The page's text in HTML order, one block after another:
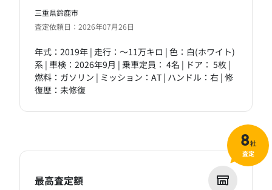
三重県鈴鹿市
査定依頼日：2026年07月26日
年式：2019年 | 走行：～11万キロ | 色：白(ホワイト)
系 | 車検：2026年9月 | 乗車定員： 4名 | ドア： 5枚 |
燃料：ガソリン | ミッション：AT | ハンドル：右 | 修
復歴：未修復
最高査定額
8社
査定